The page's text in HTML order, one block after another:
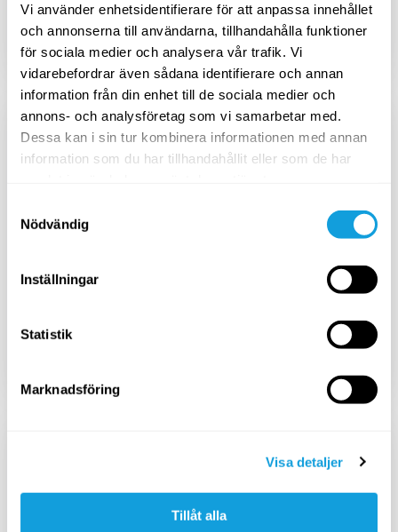
Vi använder enhetsidentifierare för att anpassa innehållet
och annonserna till användarna, tillhandahålla funktioner
för sociala medier och analysera vår trafik. Vi
vidarebefordrar även sådana identifierare och annan
information från din enhet till de sociala medier och
annons- och analysföretag som vi samarbetar med.
Dessa kan i sin tur kombinera informationen med annan
information som du har tillhandahållit eller som de har
Nödvändig
Inställningar
Statistik
Marknadsföring
Visa detaljer
Tillåt alla
Aktivera
Mest prisvärt
ÅRSPRENUMERATION
1725SEK
449SEK/3 mån
599SEK